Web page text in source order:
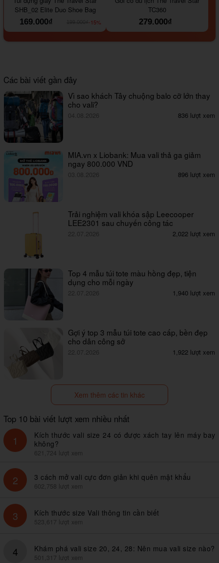
SHB_02 Elite Duo Shoe Bag
169.000₫
-15%
TC360
279.000₫
Các bài viết gần đây
Vì sao khách Tây chuộng balo cỡ lớn thay
cho vali?
04.08.2026 836 lượt xem
MIA.vn x Liobank: Mua vali thả ga giảm
ngay 800.000 VND
03.08.2026 896 lượt xem
Trải nghiệm vali khóa sập Leecooper
LEE2301 sau chuyến công tác
22.07.2026 2,022 lượt xem
Top 4 mẫu túi tote màu hồng đẹp, tiện
dụng cho mỗi ngày
22.07.2026 1,940 lượt xem
Gợi ý top 3 mẫu túi tote cao cấp, bền đẹp
cho dân công sở
22.07.2026 1,922 lượt xem
Xem thêm các tin khác
Top 10 bài viết lượt xem nhiều nhất
1
Kích thước vali size 24 có được xách tay lên máy bay
không?
621,724 lượt xem
2 3 cách mở vali cực đơn giản khi quên mật khẩu
602,758 lượt xem
3 Kích thước size Vali thông tin cần biết
523,617 lượt xem
4 Khám phá vali size 20, 24, 28: Nên mua vali size nào?
501,317 lượt xem